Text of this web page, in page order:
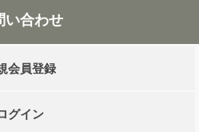
い合わせ
会員登録
グイン